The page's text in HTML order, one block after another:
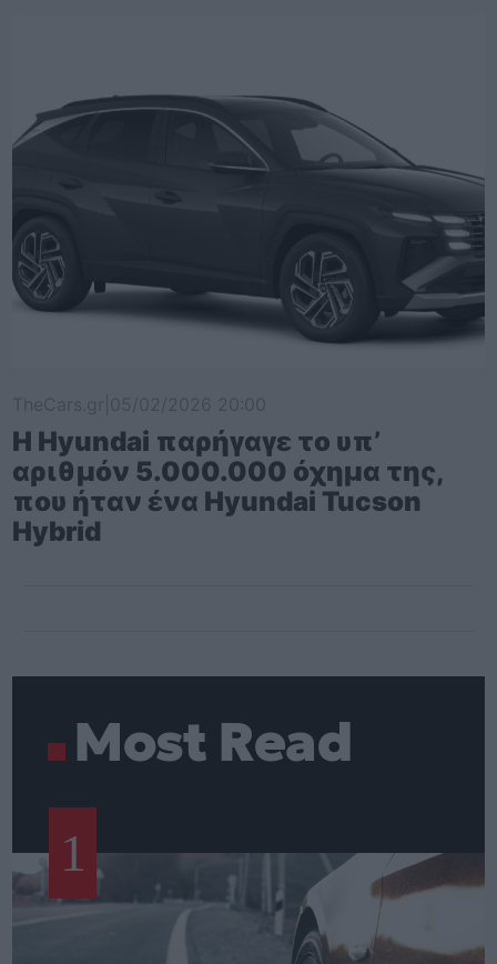
Η Hyundai παρήγαγε το υπ’
αριθμόν 5.000.000 όχημα της,
που ήταν ένα Hyundai Tucson
Hybrid
Most Read
1